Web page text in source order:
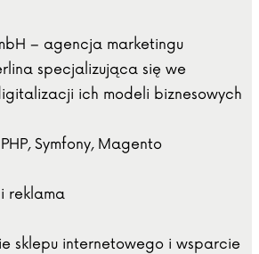
– agencja marketingu
specjalizująca się we
ich modeli biznesowych
Symfony, Magento
reklama
sklepu internetowego i wsparcie